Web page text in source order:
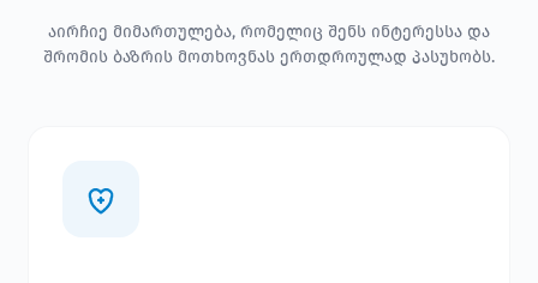
აირჩიე მიმართულება, რომელიც შენს ინტერესსა და
შრომის ბაზრის მოთხოვნას ერთდროულად პასუხობს.